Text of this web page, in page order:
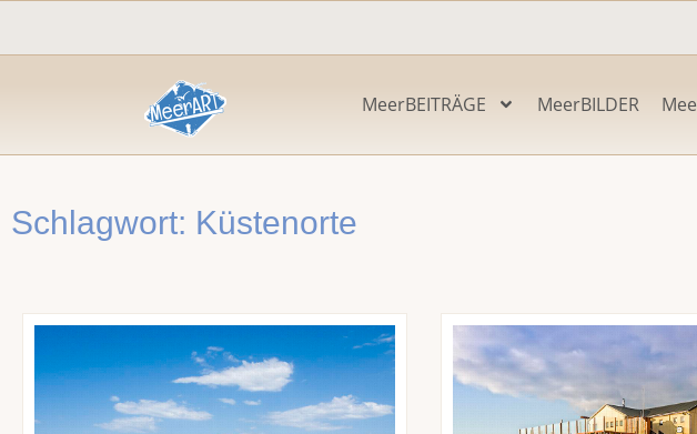
MeerBEITRÄGE
MeerBILDER
Schlagwort: Küstenorte
Seite SeiteSeite